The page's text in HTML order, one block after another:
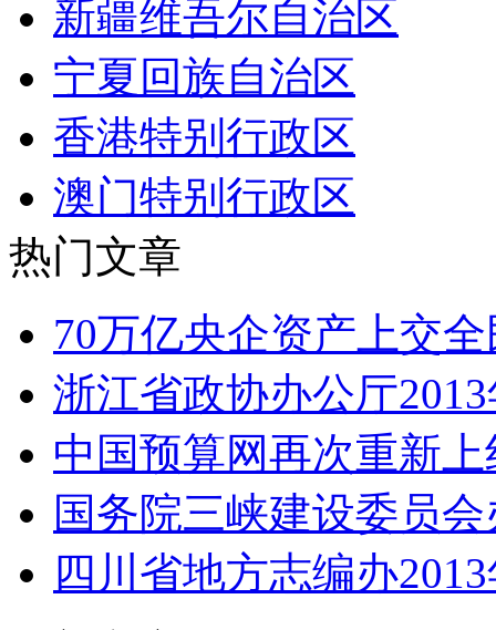
新疆维吾尔自治区
宁夏回族自治区
香港特别行政区
澳门特别行政区
热门文章
70万亿央企资产上交
浙江省政协办公厅
中国预算网再次重新
国务院三峡建设委员
四川省地方志编办